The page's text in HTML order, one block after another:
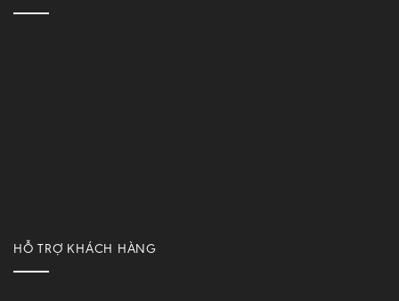
HỖ TRỢ KHÁCH HÀNG